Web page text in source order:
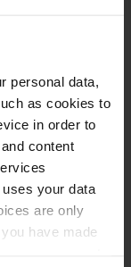
personal data,
as cookies to
in order to
content
your data
are only
have made